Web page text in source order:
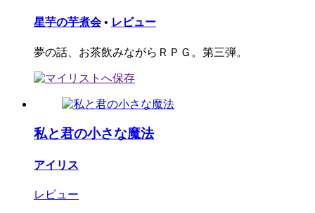
星芋の芋煮会 • レビュー
夢の話、お茶飲みながらＲＰＧ。第三弾。
私と君の小さな魔法
アイリス
レビュー